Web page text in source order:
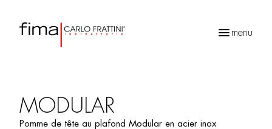
menu
MODULAR
Pomme de tête au plafond Modular en acier inox